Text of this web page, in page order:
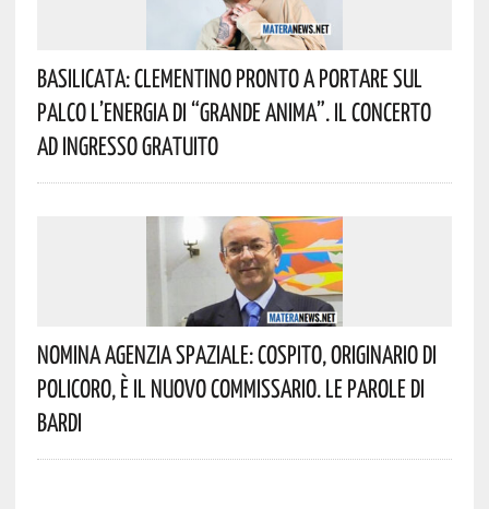
Basilicata: Clementino Pronto A Portare Sul
Palco L’energia Di “Grande Anima”. Il Concerto
Ad Ingresso Gratuito
Nomina Agenzia Spaziale: Cospito, Originario Di
Policoro, È Il Nuovo Commissario. Le Parole Di
Bardi